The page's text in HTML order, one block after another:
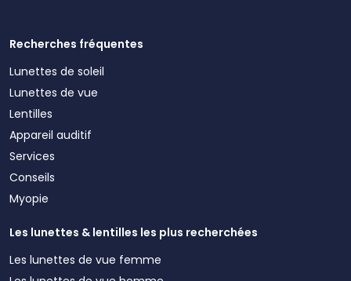
Recherches fréquentes
Lunettes de soleil
Lunettes de vue
Lentilles
Appareil auditif
Services
Conseils
Myopie
Les lunettes & lentilles les plus recherchées
Les lunettes de vue femme